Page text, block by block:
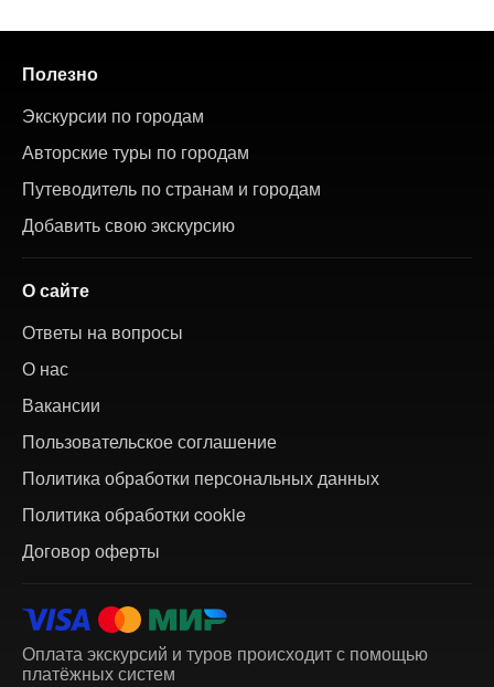
Полезно
Экскурсии по городам
Авторские туры по городам
Путеводитель по странам и городам
Добавить свою экскурсию
О сайте
Ответы на вопросы
О нас
Вакансии
Пользовательское соглашение
Политика обработки персональных данных
Политика обработки cookie
Договор оферты
Оплата экскурсий и туров происходит с помощью
платёжных систем